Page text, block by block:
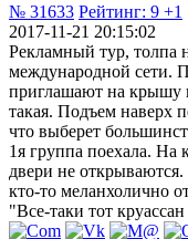
№ 31633 Рейтинг: 9 +1
2017-11-21 20:15:02
Рекламный тур, толпа
международной сети.
приглашают на крышу
такая. Подъем наверх
что выберет
1я группа поехала. На
двери не открываются.
кто-то меланхолично
"Все-таки тот